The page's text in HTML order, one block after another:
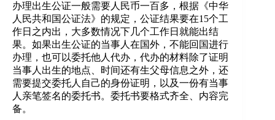
办理出生公证一般需要人民币一百多，根据《中华
人民共和国公证法》的规定，公证结果要在15个工
作日之内出，大多数情况下几个工作日就能出结
果。如果出生公证的当事人在国外，不能回国进行
办理，也可以委托他人代办，代办的材料除了证明
当事人出生的地点、时间还有生父母信息之外，还
需要提交委托人自己的身份证明，以及一份有当事
人亲笔签名的委托书。委托书要格式齐全、内容完
备。